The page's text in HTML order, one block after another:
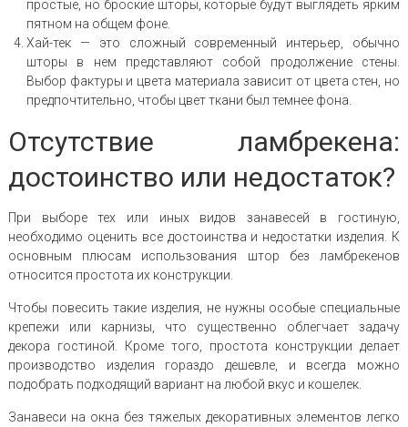
простые, но броские шторы, которые будут выглядеть ярким
пятном на общем фоне.
Хай-тек — это сложный современный интерьер, обычно
шторы в нем представляют собой продолжение стены.
Выбор фактуры и цвета материала зависит от цвета стен, но
предпочтительно, чтобы цвет ткани был темнее фона.
Отсутствие ламбрекена:
достоинство или недостаток?
При выборе тех или иных видов занавесей в гостиную,
необходимо оценить все достоинства и недостатки изделия. К
основным плюсам использования штор без ламбрекенов
относится простота их конструкции.
Чтобы повесить такие изделия, не нужны особые специальные
крепежи или карнизы, что существенно облегчает задачу
декора гостиной. Кроме того, простота конструкции делает
производство изделия гораздо дешевле, и всегда можно
подобрать подходящий вариант на любой вкус и кошелек.
Занавеси на окна без тяжелых декоративных элементов легко